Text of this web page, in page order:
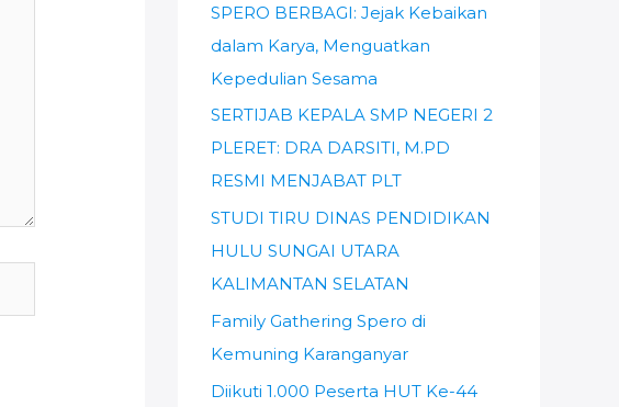
t
u
k
:
SPERO BERBAGI: Jejak Kebaikan
dalam Karya, Menguatkan
Kepedulian Sesama
SERTIJAB KEPALA SMP NEGERI 2
PLERET: DRA DARSITI, M.PD
RESMI MENJABAT PLT
STUDI TIRU DINAS PENDIDIKAN
HULU SUNGAI UTARA
KALIMANTAN SELATAN
Family Gathering Spero di
Kemuning Karanganyar
Diikuti 1.000 Peserta HUT Ke-44